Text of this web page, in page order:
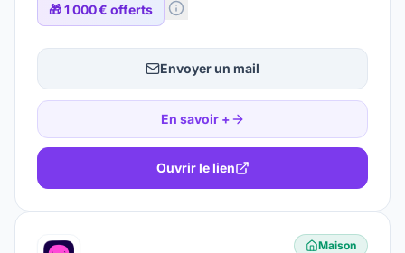
🎁1 000 € offerts
Envoyer un mail
En savoir +
Ouvrir le lien
Maison